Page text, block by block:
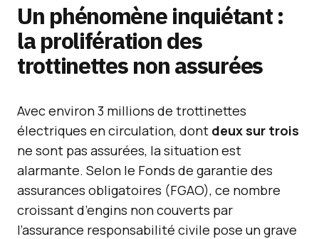
Un phénomène inquiétant :
la prolifération des
trottinettes non assurées
Avec environ 3 millions de trottinettes
électriques en circulation, dont deux sur trois
ne sont pas assurées, la situation est
alarmante. Selon le Fonds de garantie des
assurances obligatoires (FGAO), ce nombre
croissant d’engins non couverts par
l’assurance responsabilité civile pose un grave